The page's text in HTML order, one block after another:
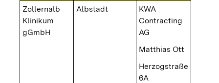
Zollernalb
Klinikum
gGmbH
Albstadt
KWA
Contracting
AG
Matthias Ott
Herzogstraße
6A